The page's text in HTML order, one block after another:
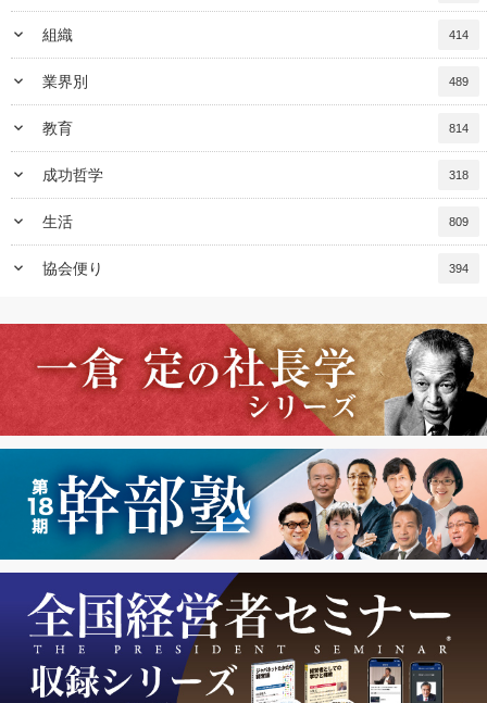
keyboard_arrow_down 組織 414
keyboard_arrow_down 業界別 489
keyboard_arrow_down 教育 814
keyboard_arrow_down 成功哲学 318
keyboard_arrow_down 生活 809
keyboard_arrow_down 協会便り 394